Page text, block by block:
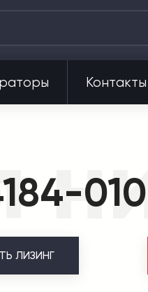
Контакты
ЛИЗИНГ